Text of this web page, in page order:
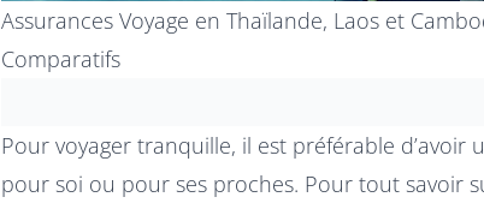
Assurances Voyage en Thaïlande, Laos et
Comparatifs
Pour voyager tranquille, il est préférable d’avoir
pour soi ou pour ses proches. Pour tout savoir